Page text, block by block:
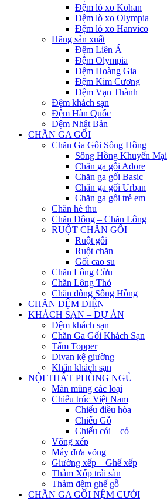
Đệm lò xo Kohan
Đệm lò xo Olympia
Đệm lò xo Hanvico
Hãng sản xuất
Đệm Liên Á
Đệm Olympia
Đệm Hoàng Gia
Đệm Kim Cương
Đệm Vạn Thành
Đệm khách sạn
Đệm Hàn Quốc
Đệm Nhật Bản
CHĂN GA GỐI
Chăn Ga Gối Sông Hồng
Sông Hồng Khuyến Mại
Chăn ga gối Adore
Chăn ga gối Basic
Chăn ga gối Urban
Chăn ga gối trẻ em
Chăn hè thu
Chăn Đông – Chăn Lông
RUỘT CHĂN GỐI
Ruột gối
Ruột chăn
Gối cao su
Chăn Lông Cừu
Chăn Lông Thỏ
Chăn đông Sông Hồng
CHĂN ĐỆM ĐIỆN
KHÁCH SẠN – DỰ ÁN
Đệm khách sạn
Chăn Ga Gối Khách Sạn
Tấm Topper
Divan kệ giường
Khăn khách sạn
NỘI THẤT PHÒNG NGỦ
Màn mùng các loại
Chiếu trúc Việt Nam
Chiếu điều hòa
Chiếu Gỗ
Chiếu cói – cỏ
Võng xếp
Máy đưa võng
Giường xếp – Ghế xếp
Thảm Xốp trải sàn
Thảm đệm ghế gỗ
CHĂN GA GỐI NỆM CƯỚI